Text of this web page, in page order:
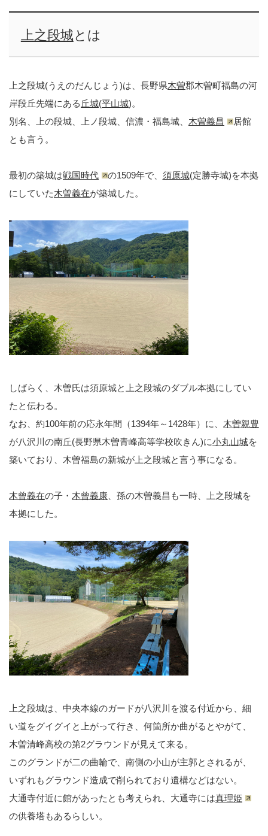
上之段城とは
上之段城(うえのだんじょう)は、長野県木曽郡木曽町福島の河
岸段丘先端にある 丘城(平山城)。
別名、上の段城、上ノ段城、信濃・福島城、 木曽義昌
居館
とも言う。
最初の築城は戦国時代 の1509年で、 須原城(定勝寺城)を本拠
にしていた木曽義在が築城した。
しばらく、木曽氏は須原城と上之段城のダブル本拠にしてい
たと伝わる。
なお、約100年前の応永年間（1394年～1428年）に、 木曽親豊
が八沢川の南丘(長野県木曽青峰高等学校吹きん)に小丸山城を
築いており、木曽福島の新城が上之段城と言う事になる。
木曾義在の子・ 木曾義康 、孫の木曽義昌も一時、上之段城を
本拠にした。
上之段城は、中央本線のガードが八沢川を渡る付近から、細
い道をグイグイと上がって行き、何箇所か曲がるとやがて、
木曽清峰高校の第2グラウンドが見えて来る。
このグランドが二の曲輪で、南側の小山が主郭とされるが、
いずれもグラウンド造成で削られており遺構などはない。
大通寺付近に館があったとも考えられ、大通寺には真理姫
の供養塔もあるらしい。